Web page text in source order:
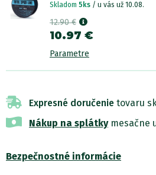
Skladom 5ks / u vás už 10.08.
12.90 €
10.97 €
Parametre
Expresné doručenie tovaru
Nákup na splátkymesačne
Bezpečnostné informácie